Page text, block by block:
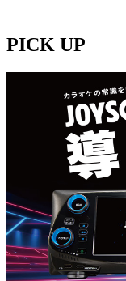
PICK UP